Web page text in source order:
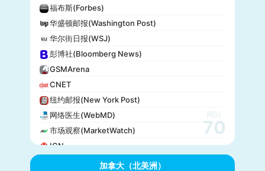
福布斯(Forbes)
华盛顿邮报(Washington Post)
华尔街日报(WSJ)
彭博社(Bloomberg News)
GSMArena
CNET
纽约邮报(New York Post)
网络医生(WebMD)
市场观察(MarketWatch)
IGN
网站
70
加拿大（北美洲）